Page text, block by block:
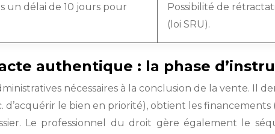
un délai de 10 jours pour
Possibilité de
(loi SRU).
authentique : la phase
nécessaires à la conclusion de la vente. Il
le bien en priorité), obtient les
Le professionnel du droit gère également le